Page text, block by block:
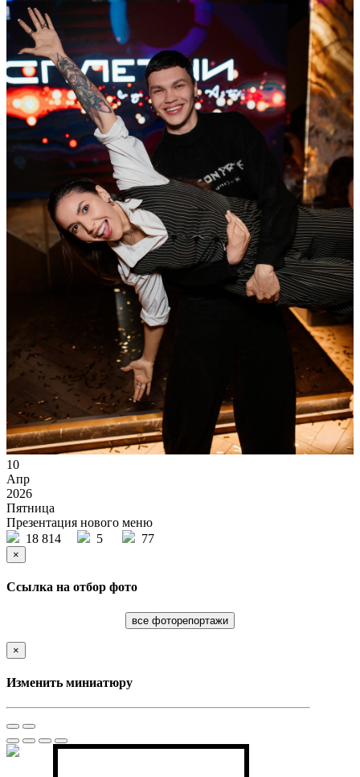
Суббота
Дама червей
24 223
5 123
×
Ссылка на отбор фото
10
Апр
2026
Пятница
Презентация нового меню
18 814
5 77
×
Ссылка на отбор фото
все фоторепортажи
×
Изменить миниатюру